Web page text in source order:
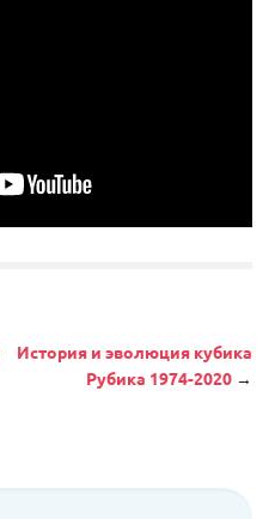
История и эволюция кубика
Рубика 1974-2020 →